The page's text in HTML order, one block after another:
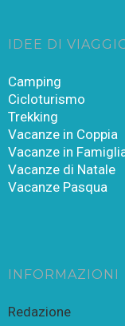
IDEE DI
Camping
Cicloturismo
Trekking
Vacanze in Coppia
Vacanze in
Vacanze di Natale
Vacanze Pasqua
INFORMAZIONI
Redazione